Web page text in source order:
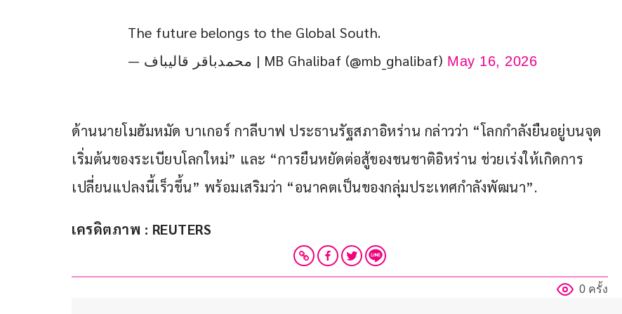
The future belongs to the Global South.
— محمدباقر قالیباف | MB Ghalibaf (@mb_ghalibaf) May 16, 2026
ด้านนายโมฮัมหมัด บาเกอร์ กาลีบาฟ ประธานรัฐสภาอิหร่าน กล่าวว่า “โลกกำลังยืนอยู่บนจุด
เริ่มต้นของระเบียบโลกใหม่” และ “การยืนหยัดต่อสู้ของชนชาติอิหร่าน ช่วยเร่งให้เกิดการ
เปลี่ยนแปลงนี้เร็วขึ้น” พร้อมเสริมว่า “อนาคตเป็นของกลุ่มประเทศกำลังพัฒนา”.
เครดิตภาพ : REUTERS
0 ครั้ง